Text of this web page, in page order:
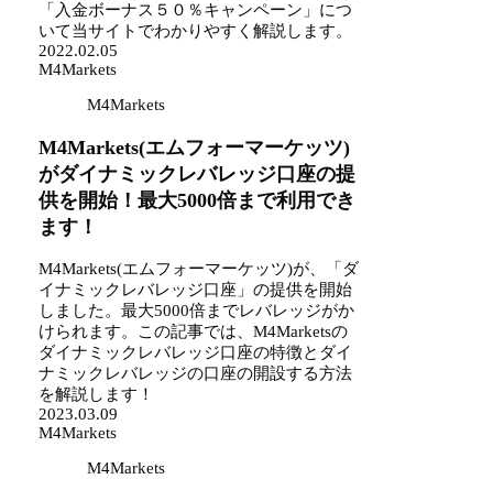
「入金ボーナス５０％キャンペーン」につ
いて当サイトでわかりやすく解説します。
2022.02.05
M4Markets
M4Markets
M4Markets(エムフォーマーケッツ)
がダイナミックレバレッジ口座の提
供を開始！最大5000倍まで利用でき
ます！
M4Markets(エムフォーマーケッツ)が、「ダ
イナミックレバレッジ口座」の提供を開始
しました。最大5000倍までレバレッジがか
けられます。この記事では、M4Marketsの
ダイナミックレバレッジ口座の特徴とダイ
ナミックレバレッジの口座の開設する方法
を解説します！
2023.03.09
M4Markets
M4Markets